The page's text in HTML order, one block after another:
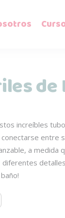
increíbles
entre
a medida
diferentes